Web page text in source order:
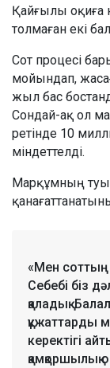
Қайғылы оқиға
толмаған екі
Сот процесі
мойындап,
жыл бас
Сондай-ақ ол
ретінде 10
міндеттелді.
Марқұмның
«Мен соттың
Себебі біз
қаладық.
құжаттарды
керектігі
қамқоршылық